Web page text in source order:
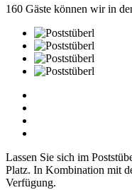
160 Gäste können wir in
Lassen Sie sich im
Platz. In Kombination mit
Verfügung.